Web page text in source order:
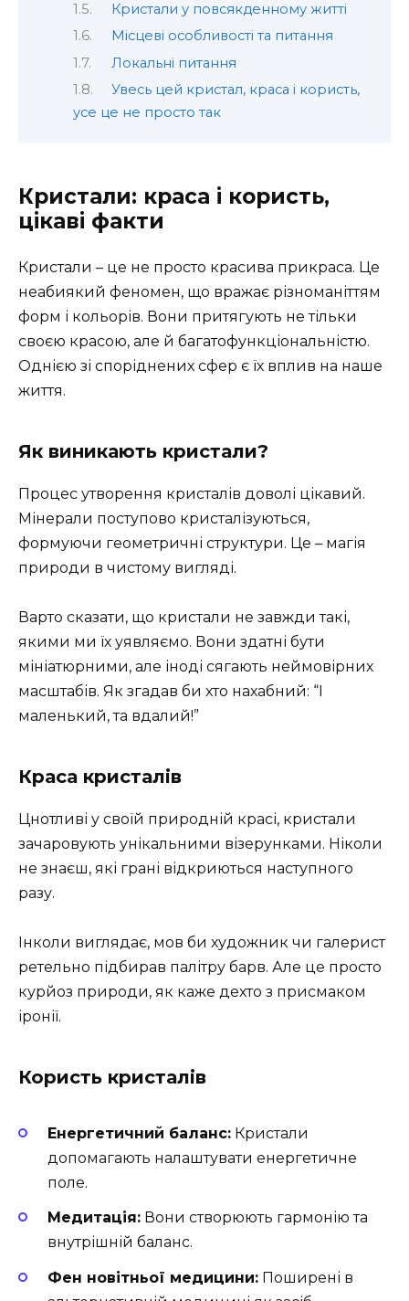
Кристали у повсякденному житті
Місцеві особливості та питання
Локальні питання
Увесь цей кристал, краса і користь,
усе це не просто так
Кристали: краса і користь,
цікаві факти
Кристали – це не просто красива прикраса. Це
неабиякий феномен, що вражає різноманіттям
форм і кольорів. Вони притягують не тільки
своєю красою, але й багатофункціональністю.
Однією зі споріднених сфер є їх вплив на наше
життя.
Як виникають кристали?
Процес утворення кристалів доволі цікавий.
Мінерали поступово кристалізуються,
формуючи геометричні структури. Це – магія
природи в чистому вигляді.
Варто сказати, що кристали не завжди такі,
якими ми їх уявляємо. Вони здатні бути
мініатюрними, але іноді сягають неймовірних
масштабів. Як згадав би хто нахабний: “І
маленький, та вдалий!”
Краса кристалів
Цнотливі у своїй природній красі, кристали
зачаровують унікальними візерунками. Ніколи
не знаєш, які грані відкриються наступного
разу.
Інколи виглядає, мов би художник чи галерист
ретельно підбирав палітру барв. Але це просто
курйоз природи, як каже дехто з присмаком
іронії.
Користь кристалів
Енергетичний баланс: Кристали
допомагають налаштувати енергетичне
поле.
Медитація: Вони створюють гармонію та
внутрішній баланс.
Фен новітньої медицини: Поширені в